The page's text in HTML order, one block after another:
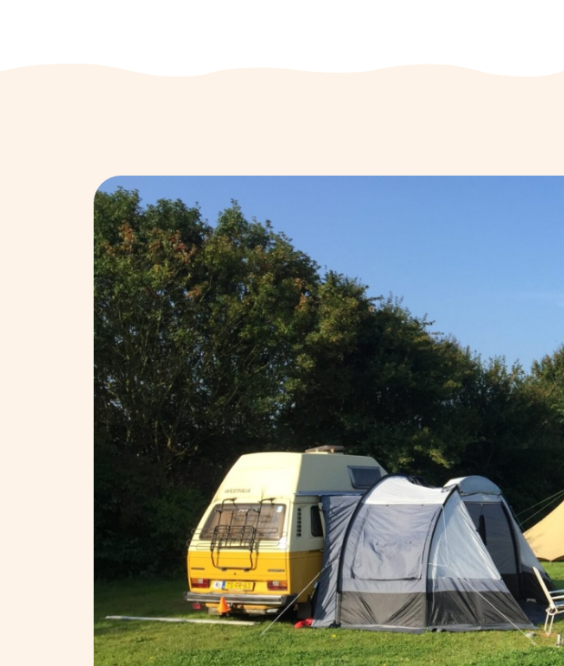
Waar ben je naar op zoek?